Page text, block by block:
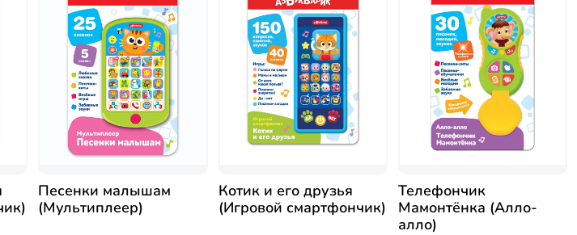
Песенки малышам
(Мультиплеер)
Котик и его друзья
(Игровой смартфончик)
Телефончик
Мамонтёнка (Алло-
алло)